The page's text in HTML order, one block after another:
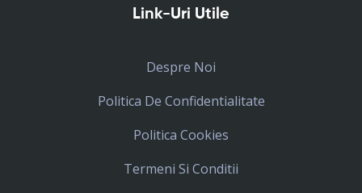
Link-Uri Utile
Despre Noi
Politica De Confidentialitate
Politica Cookies
Termeni Si Conditii